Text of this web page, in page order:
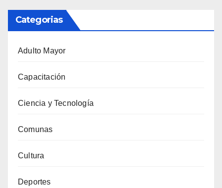
Categorias
Adulto Mayor
Capacitación
Ciencia y Tecnología
Comunas
Cultura
Deportes